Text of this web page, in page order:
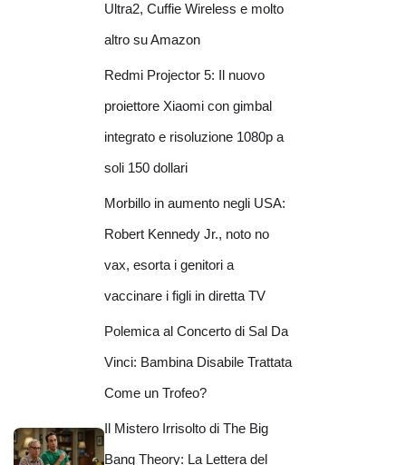
Ultra2, Cuffie Wireless e molto
altro su Amazon
Redmi Projector 5: Il nuovo
proiettore Xiaomi con gimbal
integrato e risoluzione 1080p a
soli 150 dollari
Morbillo in aumento negli USA:
Robert Kennedy Jr., noto no
vax, esorta i genitori a
vaccinare i figli in diretta TV
Polemica al Concerto di Sal Da
Vinci: Bambina Disabile Trattata
Come un Trofeo?
Il Mistero Irrisolto di The Big
Bang Theory: La Lettera del